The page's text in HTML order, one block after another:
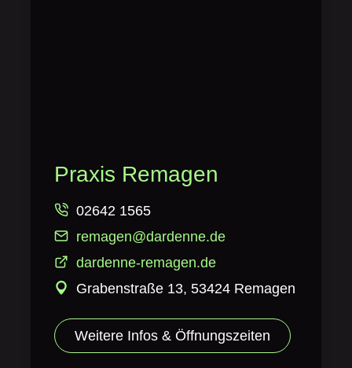
Praxis Remagen
02642 1565
remagen@dardenne.de
dardenne-remagen.de
Grabenstraße 13, 53424 Remagen
Weitere Infos & Öffnungszeiten